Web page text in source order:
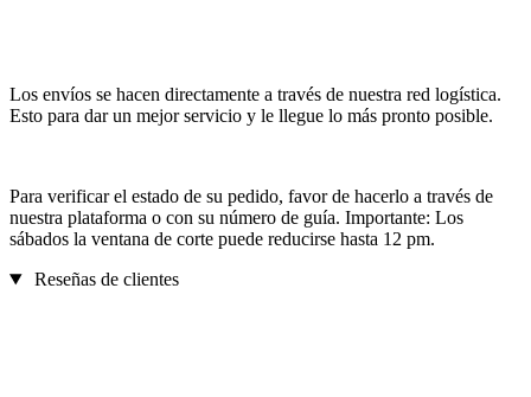
Los envíos se hacen directamente a través de nuestra red logística.
Esto para dar un mejor servicio y le llegue lo más pronto posible.
Para verificar el estado de su pedido, favor de hacerlo a través de
nuestra plataforma o con su número de guía. Importante: Los
sábados la ventana de corte puede reducirse hasta 12 pm.
Reseñas de clientes